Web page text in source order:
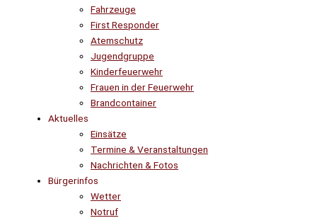
Fahrzeuge
First Responder
Atemschutz
Jugendgruppe
Kinderfeuerwehr
Frauen in der Feuerwehr
Brandcontainer
Aktuelles
Einsätze
Termine & Veranstaltungen
Nachrichten & Fotos
Bürgerinfos
Wetter
Notruf